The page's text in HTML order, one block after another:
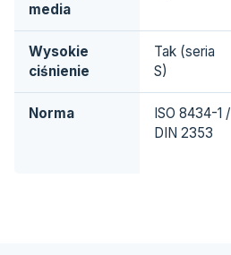
media
Wysokie
ciśnienie
Tak (seria
S)
Norma
ISO 8434-1 /
DIN 2353